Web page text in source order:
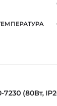
(80Вт,